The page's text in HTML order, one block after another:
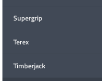
Supergrip
Terex
Timberjack